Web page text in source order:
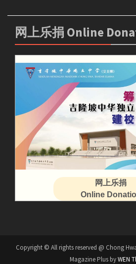
网上乐捐 Online
网上乐捐
Online
Copyright © All rights reserved @ Chong
Magazine Plus byWEN